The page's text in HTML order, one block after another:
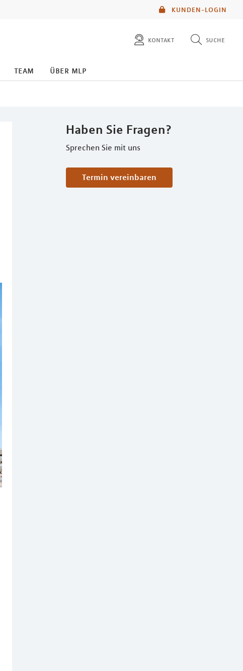
KUNDEN-LOGIN
kontakt suche
team über mlp
Haben Sie Fragen?
Sprechen Sie mit uns
Termin vereinbaren